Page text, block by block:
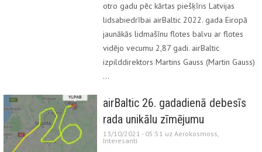
otro gadu pēc kārtas piešķīris Latvijas
lidsabiedrībai airBaltic 2022. gada Eiropā
jaunākās lidmašīnu flotes balvu ar flotes
vidējo vecumu 2,87 gadi. airBaltic
izpilddirektors Martins Gauss (Martin Gauss)
…
airBaltic 26. gadadienā debesīs
rada unikālu zīmējumu
13/10/2021 - 05:51 uz Aerokosmoss,
Interesanti